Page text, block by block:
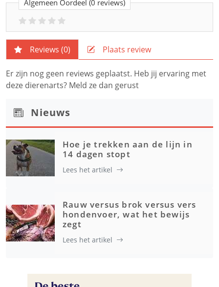
Algemeen Oordeel (0 reviews)
Reviews (0) Plaats review
Er zijn nog geen reviews geplaatst. Heb jij ervaring met
deze dierenarts? Meld ze dan gerust
Nieuws
Hoe je trekken aan de lijn in
14 dagen stopt
Lees het artikel
Rauw versus brok versus vers
hondenvoer, wat het bewijs
zegt
Lees het artikel